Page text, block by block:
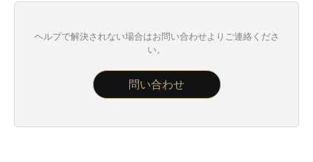
ヘルプで解決されない場合はお問い合わせよりご連絡くださ
い。
問い合わせ